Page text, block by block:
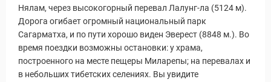
Нялам, через высокогорный перевал Лалунг-ла (5124 м).
Дорога огибает огромный национальный парк
Сагарматха, и по пути хорошо виден Эверест (8848 м.). Во
время поездки возможны остановки: у храма,
построенного на месте пещеры Миларепы; на перевалах и
в небольших тибетских селениях. Вы увидите